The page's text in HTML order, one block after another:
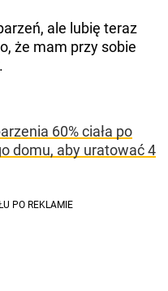
ale lubię teraz
że mam przy sobie
60% ciała po
domu, aby uratować 4